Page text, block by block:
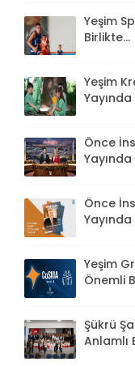
Yeşim
Birlikte...
Yeşim
Yayında
Önce
Yayında
Önce
Yayında
Yeşim
Önemli
Şükrü
Anlamlı